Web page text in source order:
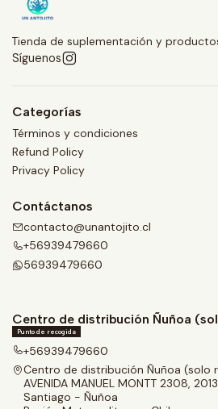
Tienda de suplementación y
Síguenos
Categorías
Términos y condiciones
Refund Policy
Privacy Policy
Contáctanos
contacto@unantojito.cl
+56939479660
56939479660
Centro de distribución Ñuñoa
Punto de recogida
+56939479660
Centro de distribución Ñuñoa (solo
AVENIDA MANUEL MONTT 2308,
Santiago - Ñuñoa